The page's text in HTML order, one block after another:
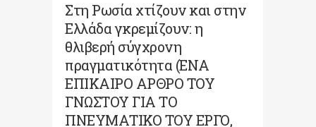
Στη Ρωσία χτίζουν και στην
Ελλάδα γκρεμίζουν: η
θλιβερή σύγχρονη
πραγματικότητα (ΕΝΑ
ΕΠΙΚΑΙΡΟ ΑΡΘΡΟ ΤΟΥ
ΓΝΩΣΤΟΥ ΓΙΑ ΤΟ
ΠΝΕΥΜΑΤΙΚΟ ΤΟΥ ΕΡΓΟ,